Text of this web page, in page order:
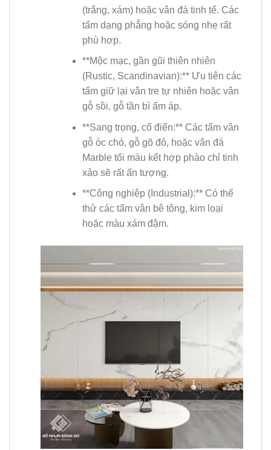
(trắng, xám) hoặc vân đá tinh tế. Các
tấm dạng phẳng hoặc sóng nhẹ rất
phù hợp.
**Mộc mạc, gần gũi thiên nhiên
(Rustic, Scandinavian):** Ưu tiên các
tấm giữ lại vân tre tự nhiên hoặc vân
gỗ sồi, gỗ tần bì ấm áp.
**Sang trọng, cổ điển:** Các tấm vân
gỗ óc chó, gỗ gõ đỏ, hoặc vân đá
Marble tối màu kết hợp phào chỉ tinh
xảo sẽ rất ấn tượng.
**Công nghiệp (Industrial):** Có thể
thử các tấm vân bê tông, kim loại
hoặc màu xám đậm.